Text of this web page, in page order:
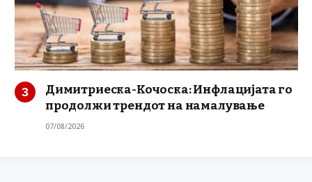
Димитриеска-Кочоска: Инфлацијата го
продолжи трендот на намалување
07/08/2026